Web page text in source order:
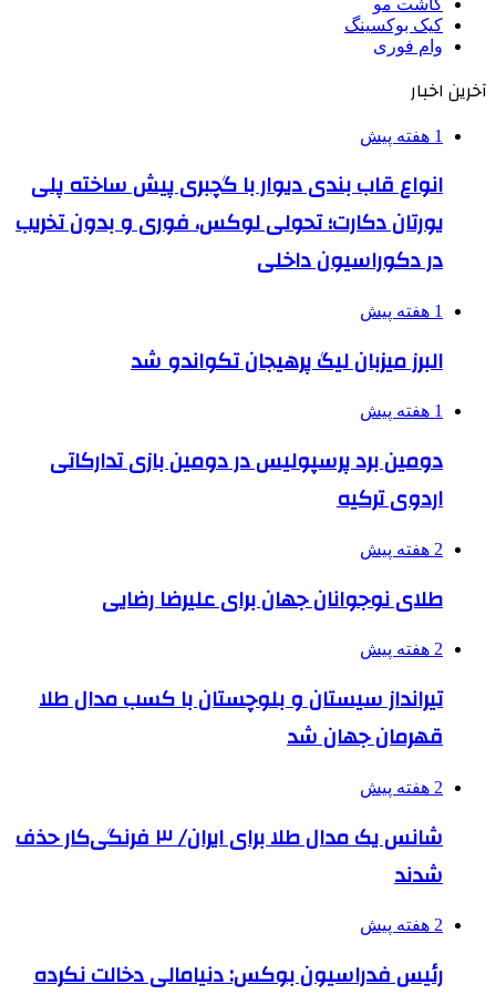
کیک بوکسینگ
وام فوری
آخرین اخبار
1 هفته پیش
انواع قاب بندی دیوار با گچبری پیش ساخته پلی
یورتان دکارت؛ تحولی لوکس، فوری و بدون تخریب
در دکوراسیون داخلی
1 هفته پیش
البرز میزبان لیگ پرهیجان تکواندو شد
1 هفته پیش
دومین برد پرسپولیس در دومین بازی تدارکاتی
اردوی ترکیه
2 هفته پیش
طلای نوجوانان جهان برای علیرضا رضایی
2 هفته پیش
تیرانداز سیستان و بلوچستان با کسب مدال طلا
قهرمان جهان شد
2 هفته پیش
شانس یک مدال طلا برای ایران/ ۳ فرنگی‌کار حذف
شدند
2 هفته پیش
رئیس فدراسیون بوکس: دنیامالی دخالت نکرده